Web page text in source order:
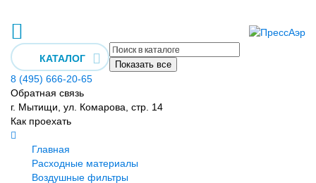
КАТАЛОГ
Показать все
8 (495) 666-20-65
Обратная связь
г. Мытищи, ул. Комарова, стр. 14
Как проехать
Главная
Расходные материалы
Воздушные фильтры